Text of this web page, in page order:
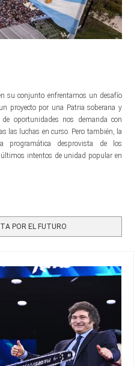
su conjunto enfrentamos un desafío
proyecto por una Patria soberana y
oportunidades nos demanda con
las luchas en curso. Pero también, la
programática desprovista de los
intentos de unidad popular en
POR EL FUTURO